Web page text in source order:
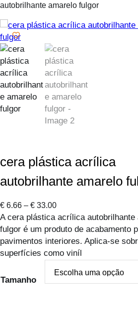
autobrilhante amarelo fulgor
cera plástica acrílica
autobrilhante amarelo
€ 6.66 – € 33.00P
r
i
c
e
a
A cera plástica acrílica autobrilhante
fulgor é um produto de acabamento
pavimentos interiores. Aplica-se
superfícies como viníl
Tamanho